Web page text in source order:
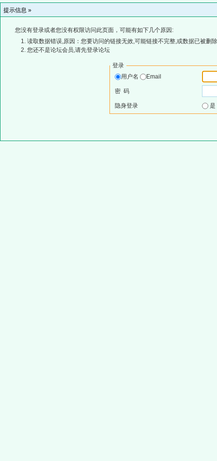
提示信息 »
您没有登录或者您没有权限访问此页面，可能有如下几个原因:
读取数据错误,原因：您要访问的链接无效,可能链接不完整,或数据已被删
您还不是论坛会员,请先登录论坛
登录
用户名
Email
密 码
隐身登录